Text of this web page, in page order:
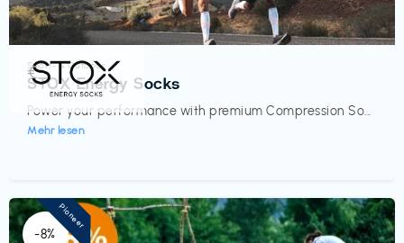
Sport- & Outdoor
STOX Energy Socks
Power your performance with premium Compression So...
Mehr lesen
€‎
-8%
Pioneer